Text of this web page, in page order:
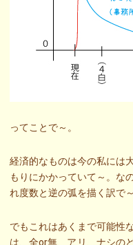
ってことで～。
経済的なものは今の私には
もりにかかっていて～。な
れ度数と逆の弧を描く訳で～
でもこれはあくまで可能性
は、全or無、アリ、ナシの